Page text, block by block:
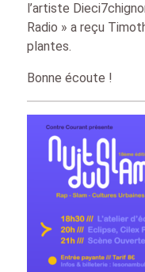
l’artiste
Radio » a reçu
plantes.
Bonne écoute !